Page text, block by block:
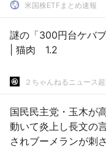
米国株ETFまとめ速報
謎の「300円台ケバ
| 猫肉 1.2
２ちゃんねるニュース
国民民主党・玉木が
動いて炎上し長文の
されブーメランが刺